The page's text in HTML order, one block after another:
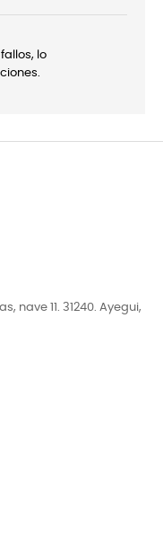
lo
nave 11. 31240. Ayegui,